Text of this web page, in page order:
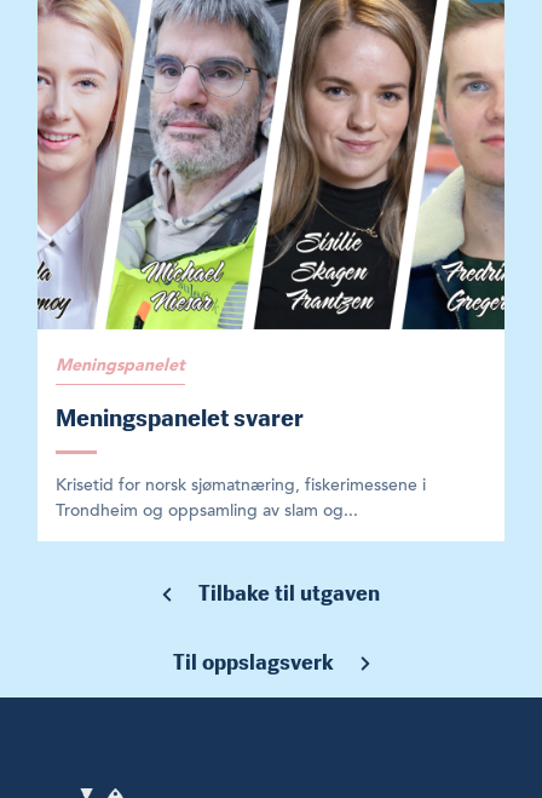
Meningspanelet
Meningspanelet svarer
Krisetid for norsk sjømatnæring, fiskerimessene i
Trondheim og oppsamling av slam og...
Tilbake til utgaven
Til oppslagsverk